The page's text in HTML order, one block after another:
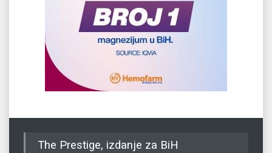
The Prestige, izdanje za BiH